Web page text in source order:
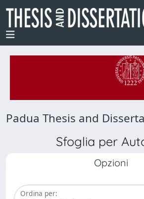
Padua Thesis and
Sfoglia per
Opzioni
Ordina per: